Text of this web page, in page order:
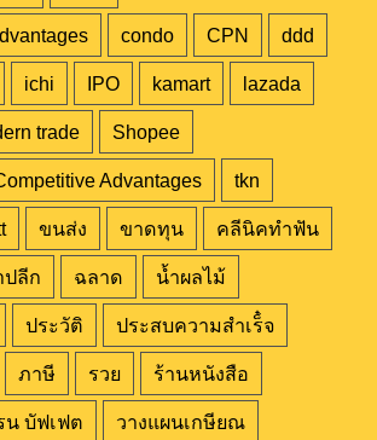
condo CPN ddd
ichi IPO kamart lazada
trade Shopee
Advantages tkn
ขนส่ง ขาดทุน คลีนิคทำฟัน
ปลีก ฉลาด น้ำผลไม้
ประวัติ ประสบความสำเร็๋จ
ภาษี รวย ร้านหนังสือ
น บัฟเฟต วางแผนเกษียณ